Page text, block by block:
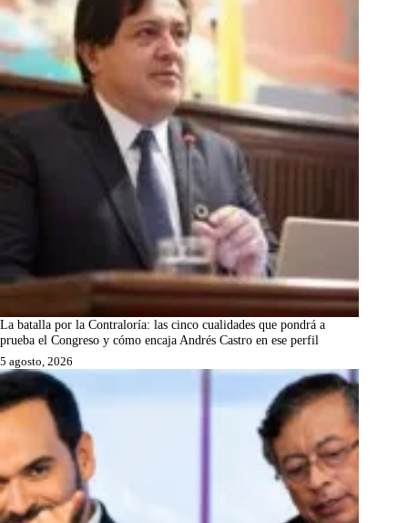
La batalla por la Contraloría: las cinco cualidades que pondrá a
prueba el Congreso y cómo encaja Andrés Castro en ese perfil
5 agosto, 2026